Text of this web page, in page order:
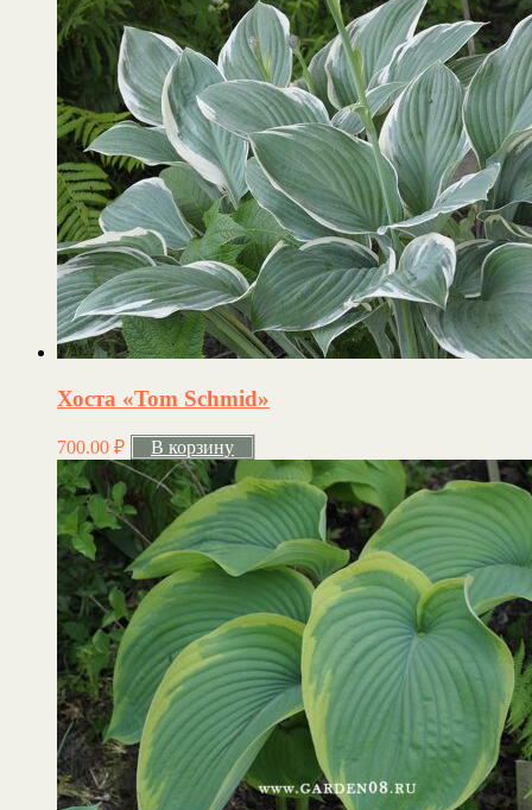
Хоста «Tom Schmid»
700.00 ₽ В корзину